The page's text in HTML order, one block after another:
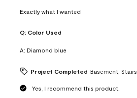
Exactly what I wanted
Q: Color Used
A: Diamond blue
Project Completed Basement, Stairs
Yes, I recommend this product.